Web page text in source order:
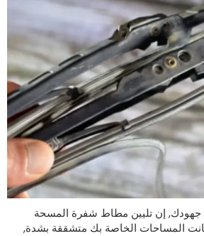
إن تليين مطاط شفرة المسحة
المساحات الخاصة بك متشققة بشدة,